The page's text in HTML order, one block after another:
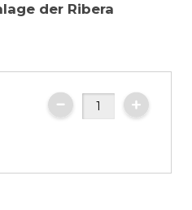
der Ribera